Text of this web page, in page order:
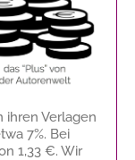
Verlagen
7%. Bei
1,33 €. Wir